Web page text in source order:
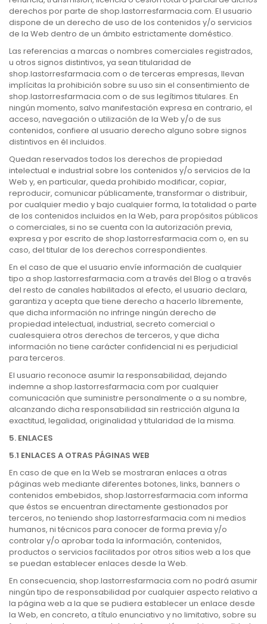
derechos por parte de shop.lastorresfarmacia.com. El usuario
dispone de un derecho de uso de los contenidos y/o servicios
de la Web dentro de un ámbito estrictamente doméstico.
Las referencias a marcas o nombres comerciales registrados,
u otros signos distintivos, ya sean titularidad de
shop.lastorresfarmacia.com o de terceras empresas, llevan
implícitas la prohibición sobre su uso sin el consentimiento de
shop.lastorresfarmacia.com o de sus legítimos titulares. En
ningún momento, salvo manifestación expresa en contrario, el
acceso, navegación o utilización de la Web y/o de sus
contenidos, confiere al usuario derecho alguno sobre signos
distintivos en él incluidos.
Quedan reservados todos los derechos de propiedad
intelectual e industrial sobre los contenidos y/o servicios de la
Web y, en particular, queda prohibido modificar, copiar,
reproducir, comunicar públicamente, transformar o distribuir,
por cualquier medio y bajo cualquier forma, la totalidad o parte
de los contenidos incluidos en la Web, para propósitos públicos
o comerciales, si no se cuenta con la autorización previa,
expresa y por escrito de shop.lastorresfarmacia.com o, en su
caso, del titular de los derechos correspondientes.
En el caso de que el usuario envíe información de cualquier
tipo a shop.lastorresfarmacia.com a través del Blog o a través
del resto de canales habilitados al efecto, el usuario declara,
garantiza y acepta que tiene derecho a hacerlo libremente,
que dicha información no infringe ningún derecho de
propiedad intelectual, industrial, secreto comercial o
cualesquiera otros derechos de terceros, y que dicha
información no tiene carácter confidencial ni es perjudicial
para terceros.
El usuario reconoce asumir la responsabilidad, dejando
indemne a shop.lastorresfarmacia.com por cualquier
comunicación que suministre personalmente o a su nombre,
alcanzando dicha responsabilidad sin restricción alguna la
exactitud, legalidad, originalidad y titularidad de la misma.
5. ENLACES
5.1 ENLACES A OTRAS PÁGINAS WEB
En caso de que en la Web se mostraran enlaces a otras
páginas web mediante diferentes botones, links, banners o
contenidos embebidos, shop.lastorresfarmacia.com informa
que éstos se encuentran directamente gestionados por
terceros, no teniendo shop.lastorresfarmacia.com ni medios
humanos, ni técnicos para conocer de forma previa y/o
controlar y/o aprobar toda la información, contenidos,
productos o servicios facilitados por otros sitios web a los que
se puedan establecer enlaces desde la Web.
En consecuencia, shop.lastorresfarmacia.com no podrá asumir
ningún tipo de responsabilidad por cualquier aspecto relativo a
la página web a la que se pudiera establecer un enlace desde
la Web, en concreto, a título enunciativo y no limitativo, sobre su